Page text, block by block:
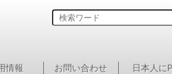
情報 お問い合わせ
日本人に